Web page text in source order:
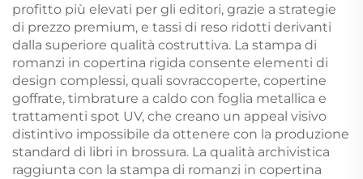
profitto più elevati per gli editori, grazie a strategie
di prezzo premium, e tassi di reso ridotti derivanti
dalla superiore qualità costruttiva. La stampa di
romanzi in copertina rigida consente elementi di
design complessi, quali sovraccoperte, copertine
goffrate, timbrature a caldo con foglia metallica e
trattamenti spot UV, che creano un appeal visivo
distintivo impossibile da ottenere con la produzione
standard di libri in brossura. La qualità archivistica
raggiunta con la stampa di romanzi in copertina